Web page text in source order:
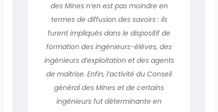
des Mines n’en est pas moindre en
termes de diffusion des savoirs : ils
furent impliqués dans le dispositif de
formation des ingénieurs-élèves, des
ingénieurs d’exploitation et des agents
de maîtrise. Enfin, l’activité du Conseil
général des Mines et de certains
ingénieurs fut déterminante en